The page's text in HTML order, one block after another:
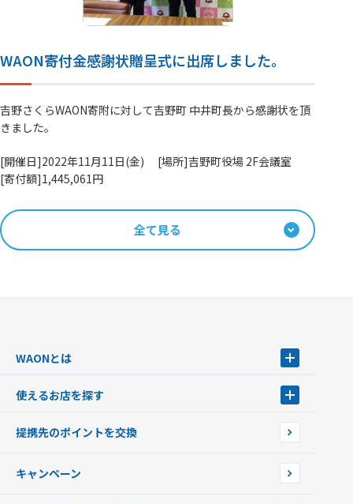
WAON寄付金感謝状贈呈式に出席しました。
吉野さくらWAON寄附に対して吉野町 中井町長から感謝状を頂
きました。
[開催日]2022年11月11日(金) [場所]吉野町役場 2F会議室
[寄付額]1,445,061円
全て見る
WAONとは
WAONを申込む
インターネット上でのお買い物について（ネット決済）
使えるお店を探す
店舗検索
イオン銀行ATM設置場所
提携先のポイントを交換
キャンペーン